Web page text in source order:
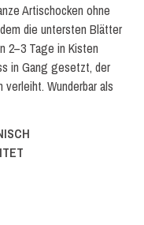
Artischocken ohne
die untersten Blätter
2–3 Tage in Kisten
in Gang gesetzt, der
Wunderbar als